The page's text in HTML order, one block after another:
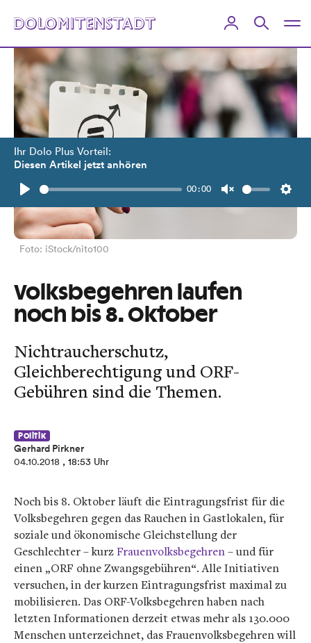
Ihr Dolo Plus Vorteil:
Diesen Artikel jetzt anhören
Play
00:00
Unmute
Foto: iStock/nito100
Volksbegehren laufen
noch bis 8. Oktober
Nichtraucherschutz,
Gleichberechtigung und ORF-
Gebühren sind die Themen.
Politik
Gerhard Pirkner
04.10.2018 , 18:53 Uhr
Noch bis 8. Oktober läuft die Eintragungsfrist für die
Volksbegehren gegen das Rauchen in Gastlokalen, für
soziale und ökonomische Gleichstellung der
Geschlechter – kurzFrauenvolksbegehren– und für
einen „ORF ohne Zwangsgebühren“. Alle Initiativen
versuchen, in der kurzen Eintragungsfrist maximal zu
mobilisieren. Das ORF-Volksbegehren haben nach
letzten Informationen derzeit etwas mehr als 130.000
Menschen unterzeichnet, das Frauenvolksbegehren will